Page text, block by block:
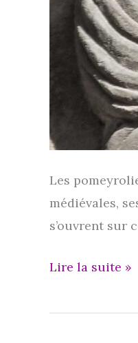
Les
médié­vales,
s’ouvrent sur
Un
érudit
Lire la suite »